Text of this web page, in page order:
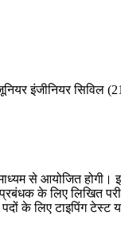
इंजीनियर सिविल
से आयोजित होगी।
के लिए लिखित
के लिए टाइपिंग टेस्ट